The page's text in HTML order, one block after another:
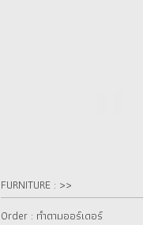
FURNITURE : >>
Order : ทำตามออร์เดอร์